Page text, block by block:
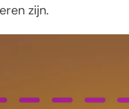
zijn.